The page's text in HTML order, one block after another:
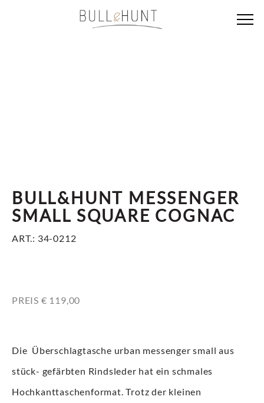
BULL&HUNT MESSENGER
SMALL SQUARE COGNAC
ART.: 34-0212
PREIS € 119,00
Die Überschlagtasche urban messenger small aus
stück- gefärbten Rindsleder hat ein schmales
Hochkanttaschenformat. Trotz der kleinen